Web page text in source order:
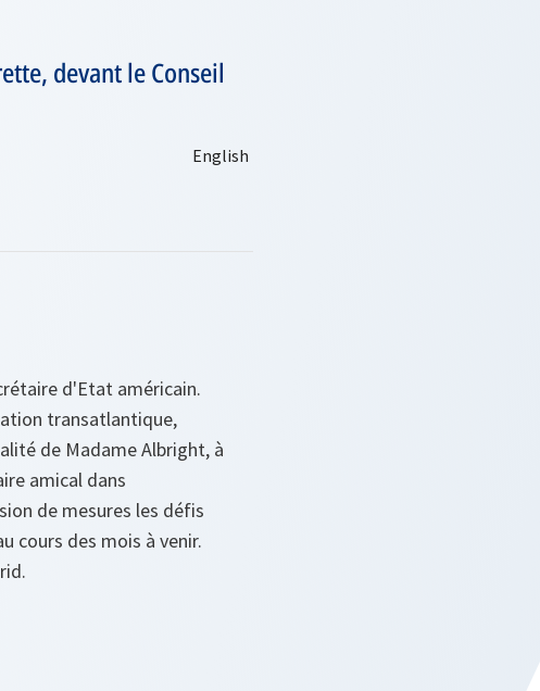
devant le Conseil
d'Etat américain.
transatlantique,
de Madame Albright, à
amical dans
de mesures les défis
cours des mois à venir.